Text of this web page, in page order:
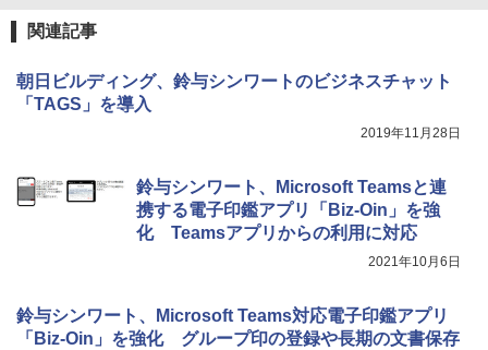
関連記事
朝日ビルディング、鈴与シンワートのビジネスチャット
「TAGS」を導入
2019年11月28日
鈴与シンワート、Microsoft Teamsと連
携する電子印鑑アプリ「Biz-Oin」を強
化 Teamsアプリからの利用に対応
2021年10月6日
鈴与シンワート、Microsoft Teams対応電子印鑑アプリ
「Biz-Oin」を強化 グループ印の登録や長期の文書保存